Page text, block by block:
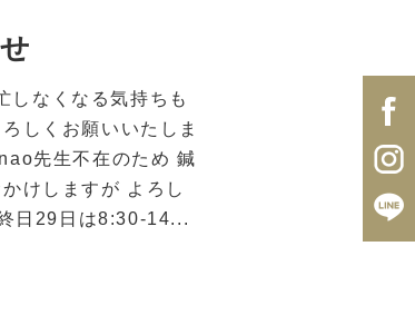
なくなる気持ちも
しくお願いいたしま
先生不在のため 鍼
けしますが よろし
日29日は8:30-14...